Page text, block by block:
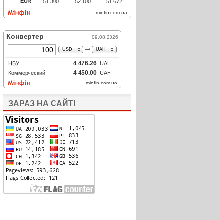
ЗАРАЗ НА САЙТІ